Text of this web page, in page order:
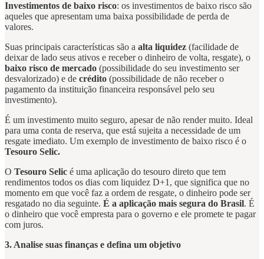
Investimentos de baixo risco: os investimentos de baixo risco são
aqueles que apresentam uma baixa possibilidade de perda de
valores.
Suas principais características são a alta liquidez (facilidade de
deixar de lado seus ativos e receber o dinheiro de volta, resgate), o
baixo risco de mercado (possibilidade do seu investimento ser
desvalorizado) e de crédito (possibilidade de não receber o
pagamento da instituição financeira responsável pelo seu
investimento).
É um investimento muito seguro, apesar de não render muito. Ideal
para uma conta de reserva, que está sujeita a necessidade de um
resgate imediato. Um exemplo de investimento de baixo risco é o
Tesouro Selic.
O Tesouro Selic é uma aplicação do tesouro direto que tem
rendimentos todos os dias com liquidez D+1, que significa que no
momento em que você faz a ordem de resgate, o dinheiro pode ser
resgatado no dia seguinte. É a aplicação mais segura do Brasil. É
o dinheiro que você empresta para o governo e ele promete te pagar
com juros.
3. Analise suas finanças e defina um objetivo